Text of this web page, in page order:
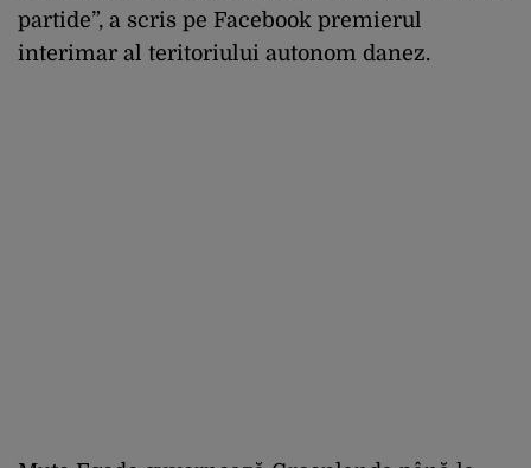
partide”, a scris pe Facebook premierul
interimar al teritoriului autonom danez.